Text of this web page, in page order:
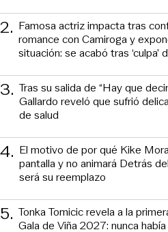
2. Famosa actriz impacta tras
romance con Camiroga y
situación: se acabó tras ‘culpa’
3. Tras su salida de “Hay que
Gallardo reveló que sufrió
de salud
4. El motivo de por qué Kike
pantalla y no animará Detrás
será su reemplazo
5. Tonka Tomicic revela a la
Gala de Viña 2027: nunca